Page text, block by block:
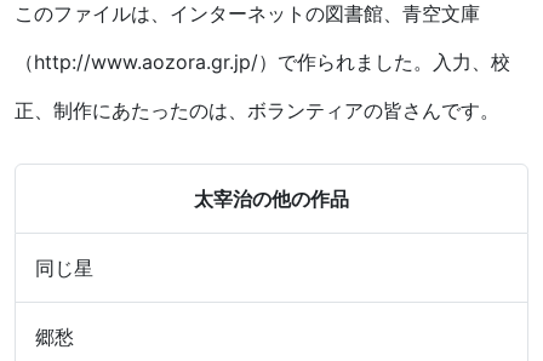
このファイルは、インターネットの図書館、青空文庫
（http://www.aozora.gr.jp/）で作られました。入力、校
正、制作にあたったのは、ボランティアの皆さんです。
太宰治の他の作品
同じ星
郷愁